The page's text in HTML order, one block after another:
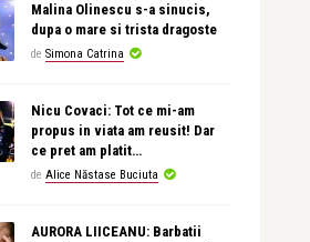
Malina Olinescu s-a sinucis,
dupa o mare si trista dragoste
de Simona Catrina
Nicu Covaci: Tot ce mi-am
propus in viata am reusit! Dar
ce pret am platit…
de Alice Năstase Buciuta
AURORA LIICEANU: Barbatii